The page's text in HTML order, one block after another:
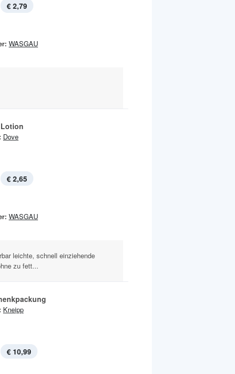
€ 2,79
WASGAU
Dove
€ 2,65
WASGAU
leichte, schnell einziehende
zu fett...
Kneipp
€ 10,99